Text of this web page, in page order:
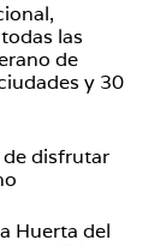
las
de
y 30
disfrutar
Huerta del